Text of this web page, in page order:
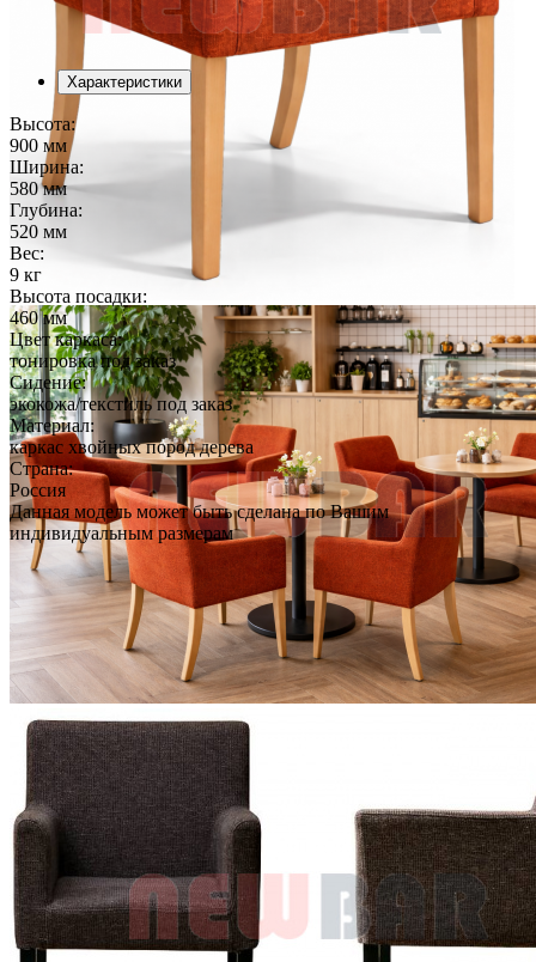
Характеристики
Высота:
900 мм
Ширина:
580 мм
Глубина:
520 мм
Вес:
9 кг
Высота посадки:
460 мм
Цвет каркаса:
тонировка под заказ
Сидение:
экокожа/текстиль под заказ
Материал:
каркас хвойных пород дерева
Страна:
Россия
Данная модель может быть сделана по Вашим
индивидуальным размерам